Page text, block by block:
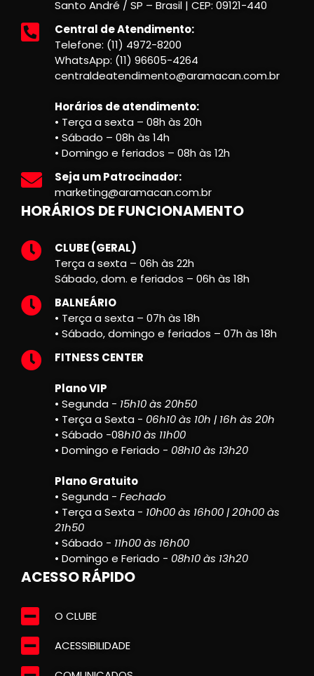
Santo André / SP – Brasil | CEP: 09121-440
Central de Atendimento:
Telefone: (11) 4972-8200
WhatsApp: (11) 96605-4264
centraldeatendimento@aramacan.com.br
Horários de atendimento:
• Terça a sexta – 08h às 20h
• Sábado – 08h às 14h
• Domingo e feriados – 08h às 12h
Seja um Patrocinador:
marketing@aramacan.com.br
HORÁRIOS DE FUNCIONAMENTO
CLUBE (GERAL)
Terça a sexta – 06h às 22h
Sábado, dom. e feriados – 06h às 18h
BALNEÁRIO
• Terça a sexta – 07h às 18h
• Sábado, domingo e feriados – 07h às 18h
FITNESS CENTER
Plano VIP
• Segunda - 15h10 às 20h50
• Terça a Sexta - 06h10 às 10h | 16h às 20h
• Sábado -08h10 às 11h00
• Domingo e Feriado - 08h10 às 13h20
Plano Gratuito
• Segunda - Fechado
• Terça a Sexta - 10h00 às 16h00 | 20h00 às
21h50
• Sábado - 11h00 às 16h00
• Domingo e Feriado - 08h10 às 13h20
ACESSO RÁPIDO
O CLUBE
ACESSIBILIDADE